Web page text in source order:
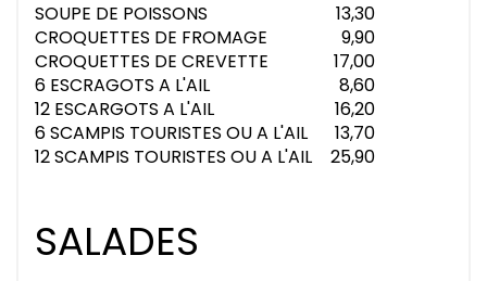
SOUPE DE POISSONS
13,30
CROQUETTES DE FROMAGE
9,90
CROQUETTES DE CREVETTE
17,00
6 ESCRAGOTS A L'AIL
8,60
12 ESCARGOTS A L'AIL
16,20
6 SCAMPIS TOURISTES OU A L'AIL
13,70
12 SCAMPIS TOURISTES OU A L'AIL 25,90
SALADES